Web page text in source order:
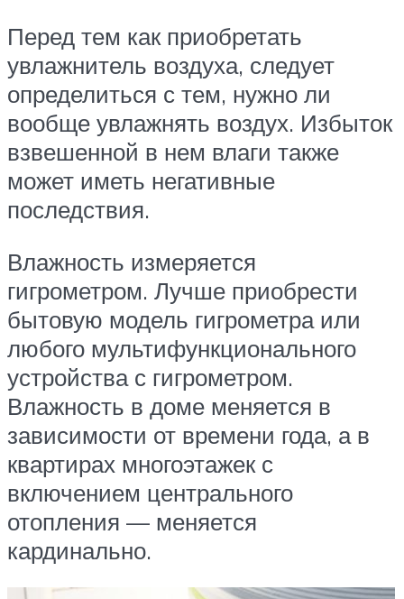
Перед тем как приобретать
увлажнитель воздуха, следует
определиться с тем, нужно ли
вообще увлажнять воздух. Избыток
взвешенной в нем влаги также
может иметь негативные
последствия.
Влажность измеряется
гигрометром. Лучше приобрести
бытовую модель гигрометра или
любого мультифункционального
устройства с гигрометром.
Влажность в доме меняется в
зависимости от времени года, а в
квартирах многоэтажек с
включением центрального
отопления — меняется
кардинально.